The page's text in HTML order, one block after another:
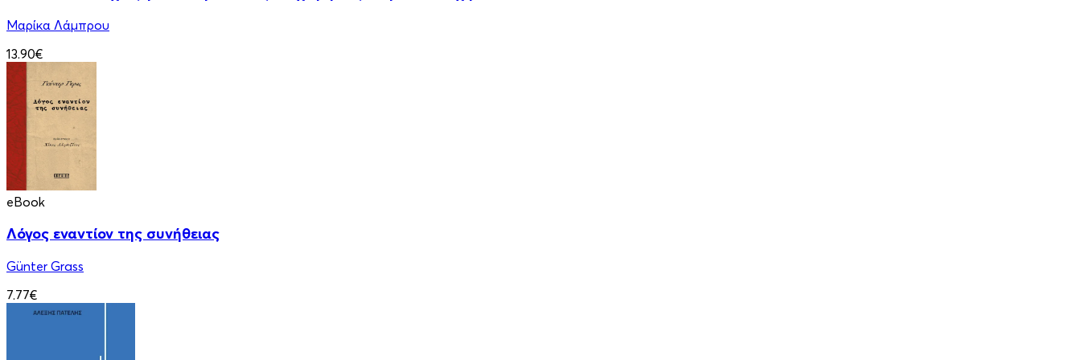
Μαρίκα Λάμπρου
13.90€
eBook
Λόγος εναντίον της συνήθειας
Günter Grass
7.77€